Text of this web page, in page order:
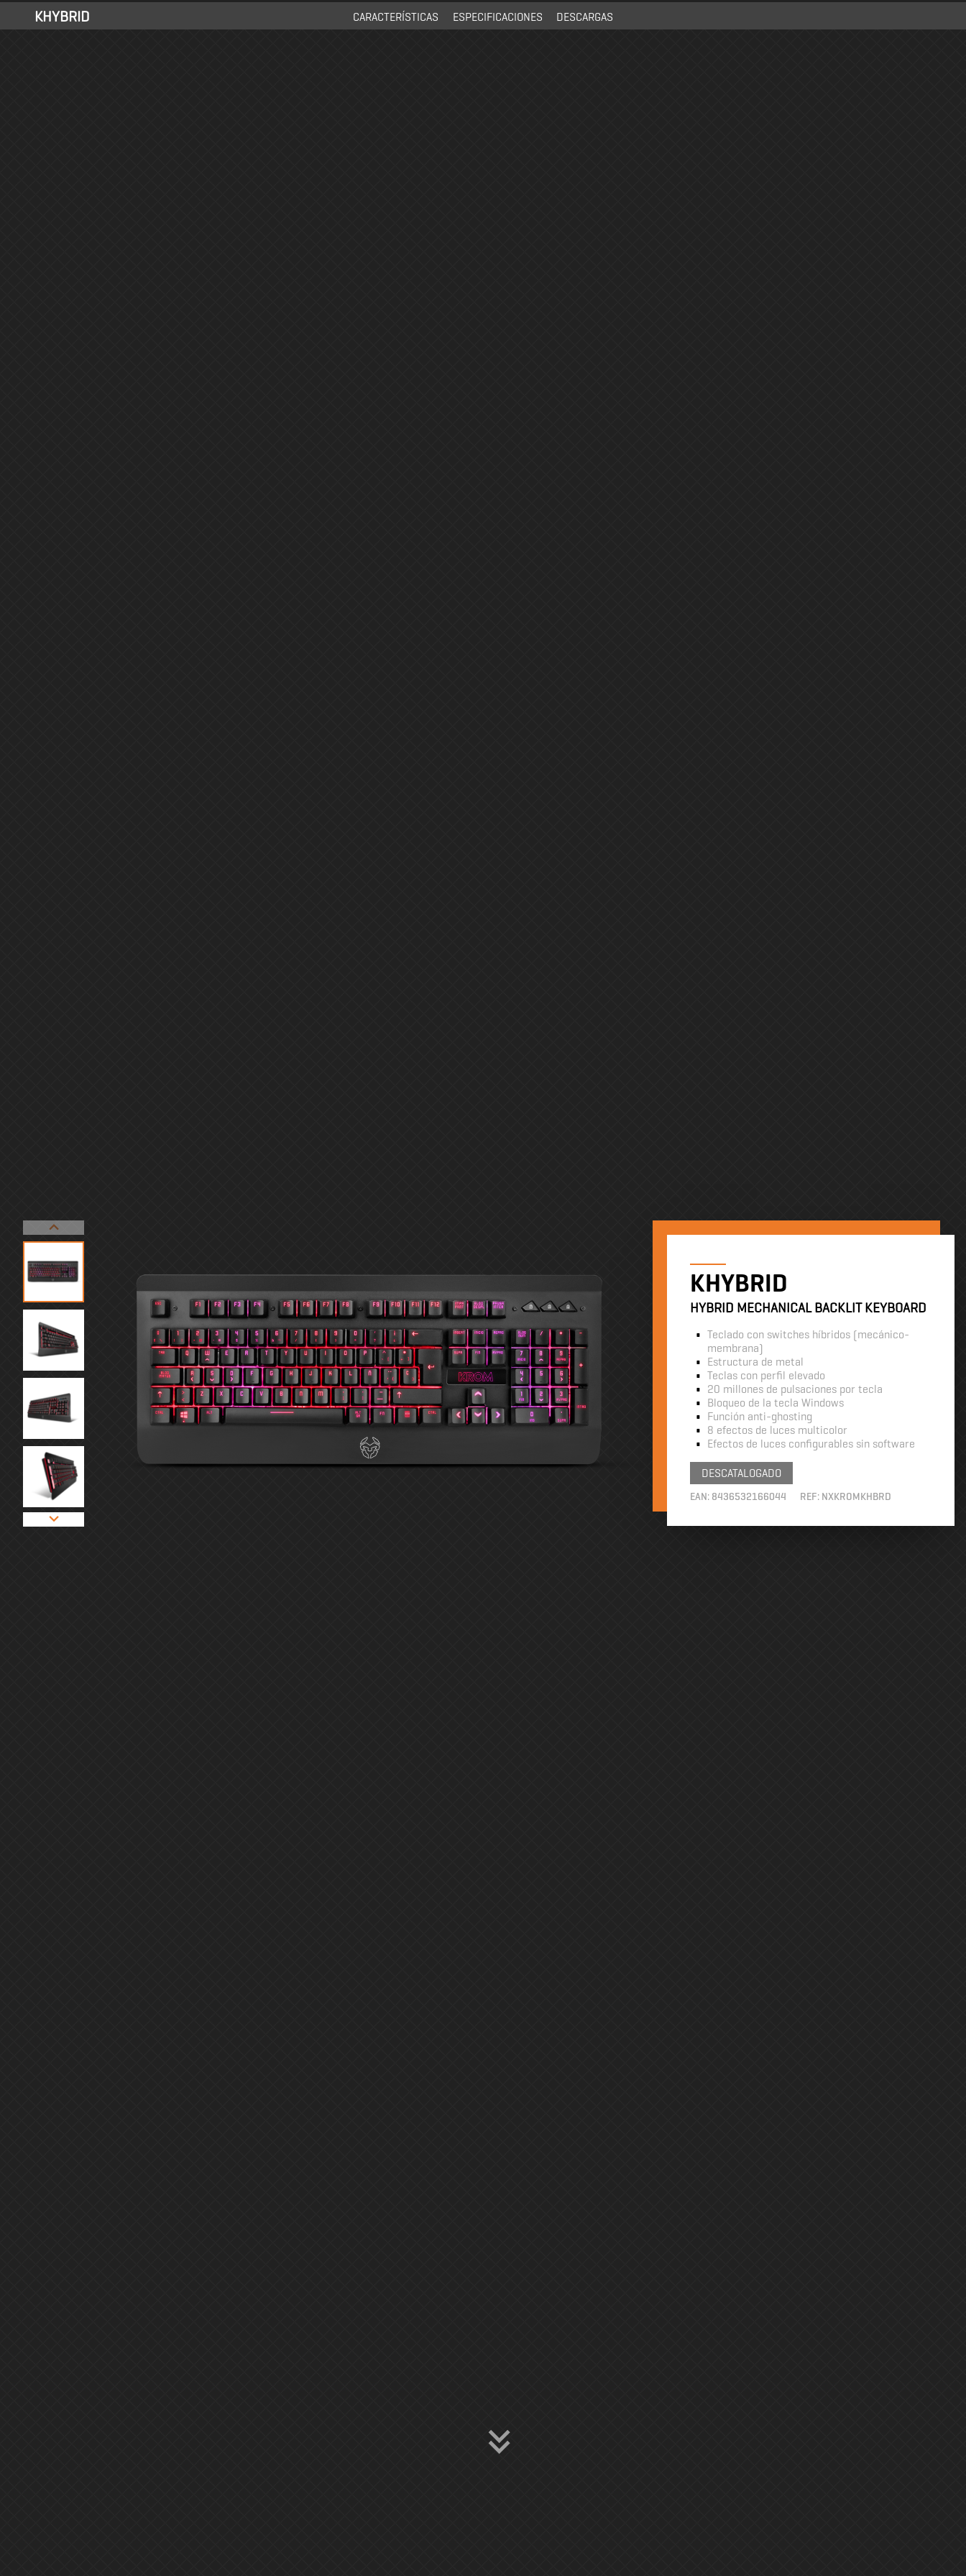
KHYBRID CARACTERÍSTICAS ESPECIFICACIONES DESCARGAS
KHYBRID
HYBRID MECHANICAL BACKLIT KEYBOARD
Teclado con switches híbridos (mecánico-
membrana)
Estructura de metal
Teclas con perfil elevado
20 millones de pulsaciones por tecla
Bloqueo de la tecla Windows
Función anti-ghosting
8 efectos de luces multicolor
Efectos de luces configurables sin software
DESCATALOGADO
EAN: 8436532166044 REF: NXKROMKHBRD